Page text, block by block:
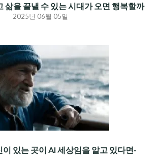
삶을 끝낼 수 있는 시대가 오면 행복할까
2025년 06월 05일
이 있는 곳이 AI 세상임을 알고 있다면-